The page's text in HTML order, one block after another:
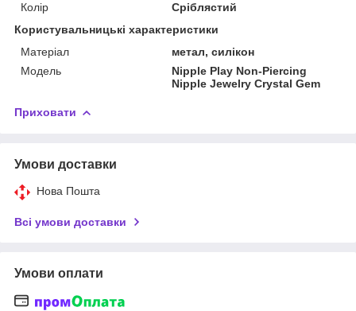
Колір
Сріблястий
Користувальницькі характеристики
Матеріал
метал, силікон
Модель
Nipple Play Non-Piercing
Nipple Jewelry Crystal Gem
Приховати
Умови доставки
Нова Пошта
Всі умови доставки
Умови оплати